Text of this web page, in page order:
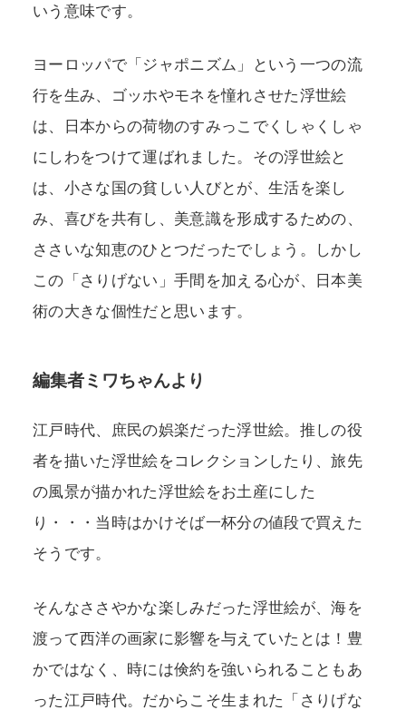
いう意味です。
ヨーロッパで「ジャポニズム」という一つの流
行を生み、ゴッホやモネを憧れさせた浮世絵
は、日本からの荷物のすみっこでくしゃくしゃ
にしわをつけて運ばれました。その浮世絵と
は、小さな国の貧しい人びとが、生活を楽し
み、喜びを共有し、美意識を形成するための、
ささいな知恵のひとつだったでしょう。しかし
この「さりげない」手間を加える心が、日本美
術の大きな個性だと思います。
編集者ミワちゃんより
江戸時代、庶民の娯楽だった浮世絵。推しの役
者を描いた浮世絵をコレクションしたり、旅先
の風景が描かれた浮世絵をお土産にした
り・・・当時はかけそば一杯分の値段で買えた
そうです。
そんなささやかな楽しみだった浮世絵が、海を
渡って西洋の画家に影響を与えていたとは！豊
かではなく、時には倹約を強いられることもあ
った江戸時代。だからこそ生まれた「さりげな